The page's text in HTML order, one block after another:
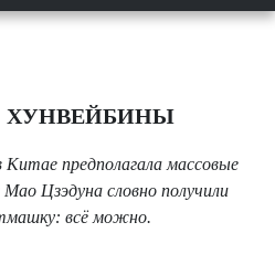
ХУНВЕЙБИНЫ
Китае предполагала массовые
Цзэдуна словно получили
всё можно.